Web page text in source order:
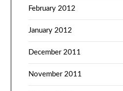
February 2012
January 2012
December 2011
November 2011